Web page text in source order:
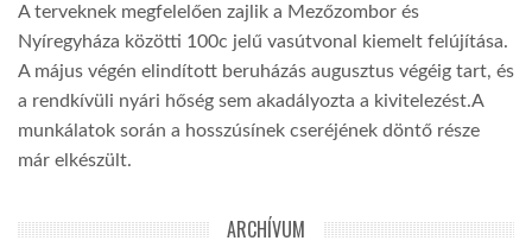
A terveknek megfelelően zajlik a Mezőzombor és
Nyíregyháza közötti 100c jelű vasútvonal kiemelt felújítása.
A május végén elindított beruházás augusztus végéig tart, és
a rendkívüli nyári hőség sem akadályozta a kivitelezést.A
munkálatok során a hosszúsínek cseréjének döntő része
már elkészült.
ARCHÍVUM